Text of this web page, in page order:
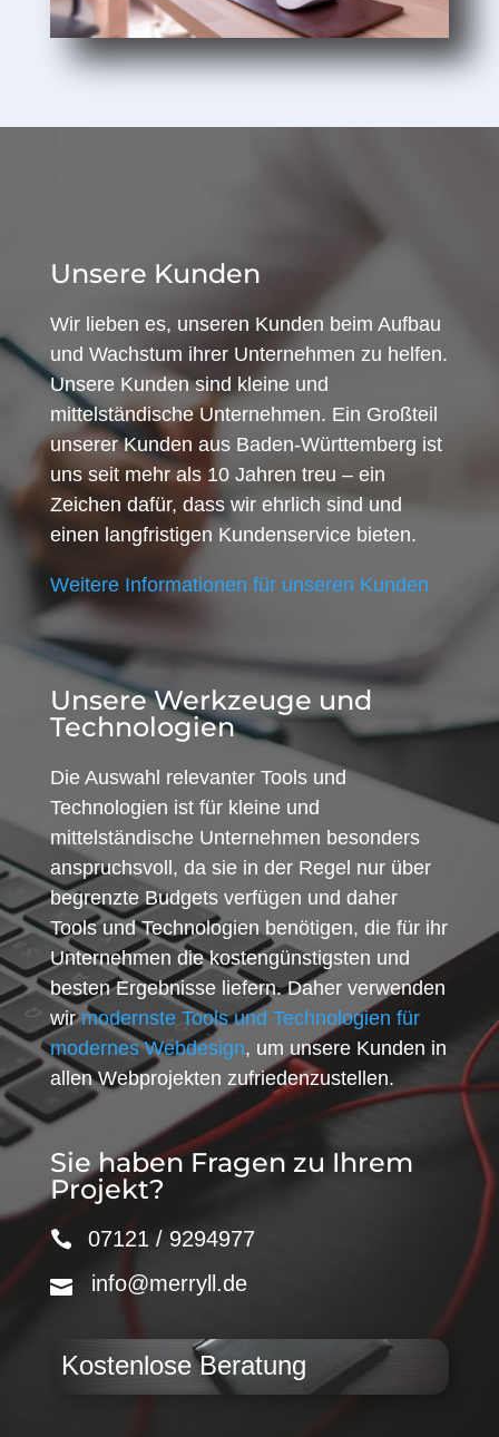
Unsere Kunden
Wir lieben es, unseren Kunden beim Aufbau
und Wachstum ihrer Unternehmen zu helfen.
Unsere Kunden sind kleine und
mittelständische Unternehmen. Ein Großteil
unserer Kunden aus Baden-Württemberg ist
uns seit mehr als 10 Jahren treu – ein
Zeichen dafür, dass wir ehrlich sind und
einen langfristigen Kundenservice bieten.
Weitere Informationen für unseren Kunden
Unsere Werkzeuge und
Technologien
Die Auswahl relevanter Tools und
Technologien ist für kleine und
mittelständische Unternehmen besonders
anspruchsvoll, da sie in der Regel nur über
begrenzte Budgets verfügen und daher
Tools und Technologien benötigen, die für ihr
Unternehmen die kostengünstigsten und
besten Ergebnisse liefern. Daher verwenden
wirmodernste Tools und Technologien für
modernes Webdesign, um unsere Kunden in
allen Webprojekten zufriedenzustellen.
Sie haben Fragen zu Ihrem
Projekt?
07121 / 9294977
info@merryll.de
Kostenlose Beratung